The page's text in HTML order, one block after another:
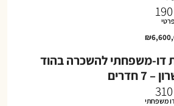
190
דו-משפחתי להשכרה בהוד
– 7 חדרים
310
משפחתי